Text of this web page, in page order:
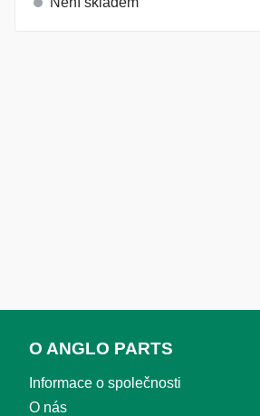
O ANGLO PARTS
Informace o společnosti
O nás